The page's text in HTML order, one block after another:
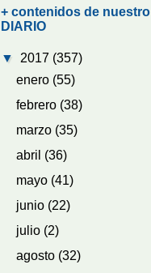
+ contenidos de nuestro
DIARIO
▼ 2017 (357)
enero (55)
febrero (38)
marzo (35)
abril (36)
mayo (41)
junio (22)
julio (2)
agosto (32)